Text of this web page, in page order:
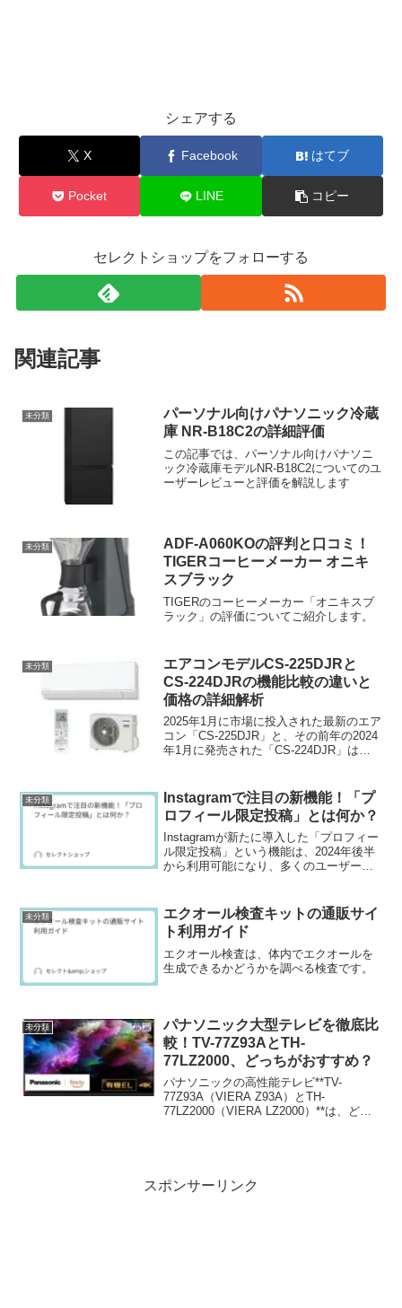
シェアする
X Facebook はてブ
Pocket LINE コピー
セレクトショップをフォローする
関連記事
未分類
パーソナル向けパナソニック冷蔵
庫 NR-B18C2の詳細評価
この記事では、パーソナル向けパナソニ
ック冷蔵庫モデルNR-B18C2についてのユ
ーザーレビューと評価を解説します
未分類
ADF-A060KOの評判と口コミ！
TIGERコーヒーメーカー オニキ
スブラック
TIGERのコーヒーメーカー「オニキスブ
ラック」の評価についてご紹介します。
未分類
エアコンモデルCS-225DJRと
CS-224DJRの機能比較の違いと
価格の詳細解析
2025年1月に市場に投入された最新のエア
コン「CS-225DJR」と、その前年の2024
年1月に発売された「CS-224DJR」は、
未分類
Instagramで注目の新機能！「プ
ロフィール限定投稿」とは何か？
Instagramが新たに導入した「プロフィー
ル限定投稿」という機能は、2024年後半
から利用可能になり、多くのユーザーが
とで、公開したい投稿を自分のプロフィ
ールページ...
未分類
エクオール検査キットの通販サイ
ト利用ガイド
エクオール検査は、体内でエクオールを
生成できるかどうかを調べる検査です。
未分類
パナソニック大型テレビを徹底比
較！TV-77Z93AとTH-
77LZ2000、どっちがおすすめ？
パナソニックの高性能テレビ**TV-
77Z93A（VIERA Z93A）とTH-
77LZ2000（VIERA LZ2000）**は、どち
スポンサーリンク